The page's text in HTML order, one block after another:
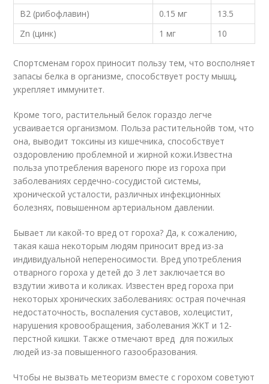
B2 (рибофлавин)
0.15 мг
13.5
Zn (цинк)
1 мг 10
Спортсменам горох приносит пользу тем, что восполняет
запасы белка в организме, способствует росту мышц,
укрепляет иммунитет.
Кроме того, растительный белок гораздо легче
усваивается организмом. Польза растительнойв том, что
она, выводит токсины из кишечника, способствует
оздоровлению проблемной и жирной кожи.Известна
польза употребления вареного пюре из гороха при
заболеваниях сердечно-сосудистой системы,
хронической усталости, различных инфекционных
болезнях, повышенном артериальном давлении.
Бывает ли какой-то вред от гороха? Да, к сожалению,
такая каша некоторым людям приносит вред из-за
индивидуальной непереносимости. Вред употребления
отварного гороха у детей до 3 лет заключается во
вздутии живота и коликах. Известен вред гороха при
некоторых хронических заболеваниях: острая почечная
недостаточность, воспаления суставов, холецистит,
нарушения кровообращения, заболевания ЖКТ и 12-
перстной кишки. Также отмечают вред для пожилых
людей из-за повышенного газообразования.
Чтобы не вызвать метеоризм вместе с горохом советуют